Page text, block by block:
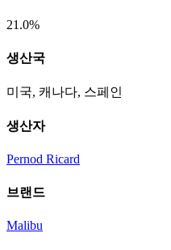
21.0%
생산국
미국, 캐나다, 스페인
생산자
Pernod Ricard
브랜드
Malibu